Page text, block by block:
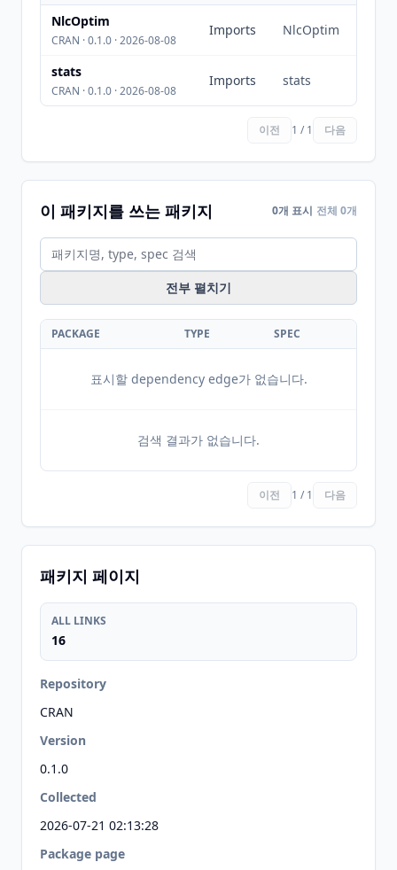
NlcOptim
CRAN · 0.1.0 · 2026-08-08
Imports NlcOptim
stats
CRAN · 0.1.0 · 2026-08-08
Imports stats
이전 1 / 1 다음
이 패키지를 쓰는 패키지 0개 표시 전체 0개
전부 펼치기
PACKAGE TYPE SPEC
표시할 dependency edge가 없습니다.
검색 결과가 없습니다.
이전 1 / 1 다음
패키지 페이지
ALL LINKS
16
Repository
CRAN
Version
0.1.0
Collected
2026-07-21 02:13:28
Package page